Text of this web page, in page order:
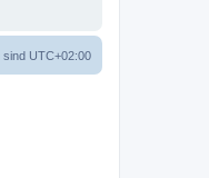
sind UTC+02:00